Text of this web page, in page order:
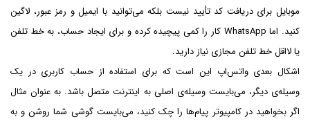
موبایل برای دریافت کد تأیید نیست بلکه می‌توانید با ایمیل و رمز عبور، لاگین
کنید. اما WhatsApp کار را کمی پیچیده کرده و برای ایجاد حساب، به خط تلفن
یا لااقل خط تلفن مجازی نیاز دارید.
اشکال بعدی واتس‌اپ این است که برای استفاده از حساب کاربری در یک
وسیله‌ی دیگر، می‌بایست وسیله‌ی اصلی به اینترنت متصل باشد. به عنوان مثال
اگر بخواهید در کامپیوتر پیام‌ها را چک کنید، می‌بایست گوشی شما روشن و به